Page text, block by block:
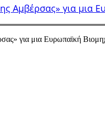
Αμβέρσας» για μια
για μια Ευρωπαϊκή